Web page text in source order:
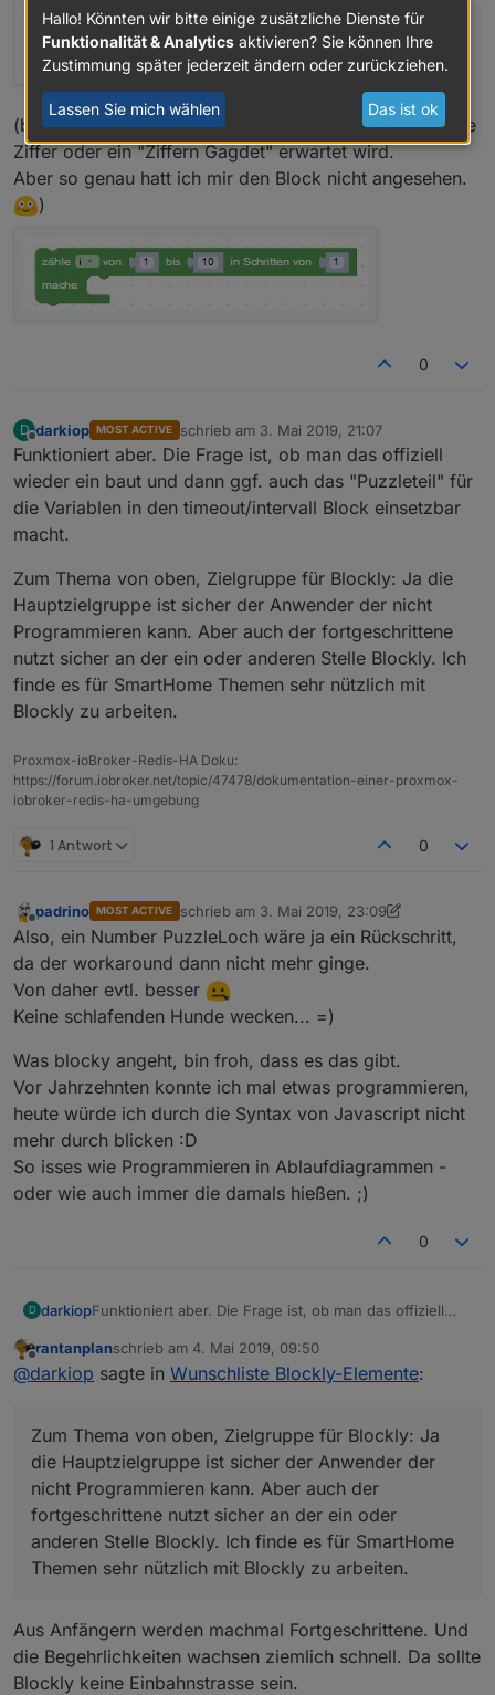
!
(bei Schleifen funktioniert der "Trick" z.B. nicht, da eine
Ziffer oder ein "Ziffern Gagdet" erwartet wird.
Aber so genau hatt ich mir den Block nicht angesehen.
)
0
D
Offline
darkiop MOST ACTIVE schrieb am 3. Mai 2019, 21:07
zuletzt editiert von
Funktioniert aber. Die Frage ist, ob man das offiziell
wieder ein baut und dann ggf. auch das "Puzzleteil" für
die Variablen in den timeout/intervall Block einsetzbar
macht.
Zum Thema von oben, Zielgruppe für Blockly: Ja die
Hauptzielgruppe ist sicher der Anwender der nicht
Programmieren kann. Aber auch der fortgeschrittene
nutzt sicher an der ein oder anderen Stelle Blockly. Ich
finde es für SmartHome Themen sehr nützlich mit
Blockly zu arbeiten.
Proxmox-ioBroker-Redis-HA Doku:
https://forum.iobroker.net/topic/47478/dokumentation-einer-proxmox-
iobroker-redis-ha-umgebung
1 Antwort 0
Offline
padrino MOST ACTIVE schrieb am 3. Mai 2019, 23:09
zuletzt editiert von padrino5. Apr. 2019, 01:16
Also, ein Number PuzzleLoch wäre ja ein Rückschritt,
da der workaround dann nicht mehr ginge.
Von daher evtl. besser
Keine schlafenden Hunde wecken... =)
Was blocky angeht, bin froh, dass es das gibt.
Vor Jahrzehnten konnte ich mal etwas programmieren,
heute würde ich durch die Syntax von Javascript nicht
mehr durch blicken :D
So isses wie Programmieren in Ablaufdiagrammen -
oder wie auch immer die damals hießen. ;)
0
D darkiopFunktioniert aber. Die Frage ist, ob man das offiziell
für die Variablen in den timeout/intervall Block
einsetzbar macht.
Zum Thema von oben, Zielgruppe für Blockly: Ja die
Hauptzielgruppe ist sicher der Anwender der nicht
finde es für SmartHome Themen sehr nützlich mit
Blockly zu arbeiten.
Offline
rantanplanschrieb am 4. Mai 2019, 09:50
zuletzt editiert von
@darkiop sagte in Wunschliste Blockly-Elemente:
Zum Thema von oben, Zielgruppe für Blockly: Ja
die Hauptzielgruppe ist sicher der Anwender der
nicht Programmieren kann. Aber auch der
fortgeschrittene nutzt sicher an der ein oder
anderen Stelle Blockly. Ich finde es für SmartHome
Themen sehr nützlich mit Blockly zu arbeiten.
Aus Anfängern werden machmal Fortgeschrittene. Und
die Begehrlichkeiten wachsen ziemlich schnell. Da sollte
Blockly keine Einbahnstrasse sein.
Hallo! Könnten wir bitte einige zusätzliche Dienste für
Funktionalität & Analytics aktivieren? Sie können Ihre
Zustimmung später jederzeit ändern oder zurückziehen.
Lassen Sie mich wählen Das ist ok